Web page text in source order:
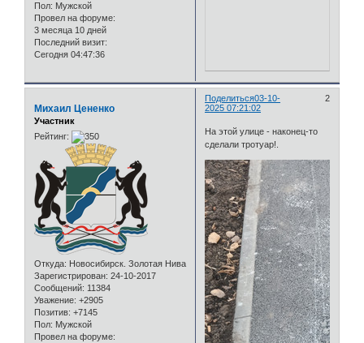
Пол: Мужской
Провел на форуме:
3 месяца 10 дней
Последний визит:
Сегодня 04:47:36
Поделиться 2
03-10-
2025 07:21:02
Михаил Цененко
Участник
Рейтинг:
Откуда: Новосибирск. Золотая Нива
Зарегистрирован: 24-10-2017
Сообщений: 11384
Уважение: +2905
Позитив: +7145
Пол: Мужской
Провел на форуме:
На этой улице - наконец-то
сделали тротуар!.